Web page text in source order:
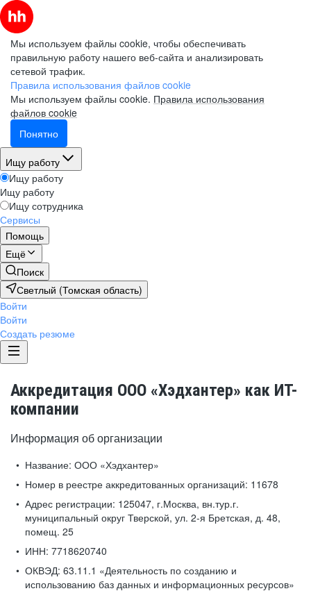
Мы используем файлы cookie, чтобы обеспечивать
правильную работу нашего веб-сайта и анализировать
сетевой трафик.
Правила использования файлов cookie
Мы используем файлы cookie. Правила использования
файлов cookie
Понятно
Ищу работу
Ищу работу
Ищу работу
Ищу сотрудника
Сервисы
Помощь
Ещё
Поиск
Светлый (Томская область)
Войти
Войти
Создать резюме
Аккредитация ООО «Хэдхантер» как ИТ-
компании
Информация об организации
Название: ООО «Хэдхантер»
Номер в реестре аккредитованных организаций: 11678
Адрес регистрации: 125047, г.Москва, вн.тур.г.
муниципальный округ Тверской, ул. 2-я Бретская, д. 48,
помещ. 25
ИНН: 7718620740
ОКВЭД: 63.11.1 «Деятельность по созданию и
использованию баз данных и информационных ресурсов»